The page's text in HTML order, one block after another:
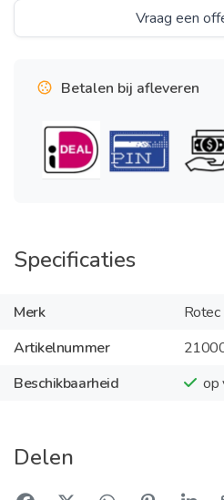
Vraag een
Betalen bij afleveren
Specificaties
Merk
Rotec
Artikelnummer
Beschikbaarheid
op
Delen